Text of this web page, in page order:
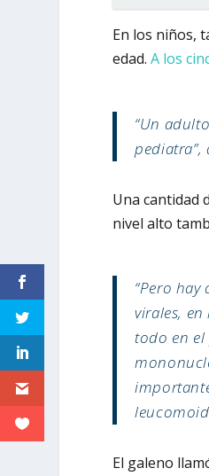
En los niños,
edad.A los
“Un
pediatra”,
Una cantidad
nivel alto
“Pero
virales,
todo en el
El galeno